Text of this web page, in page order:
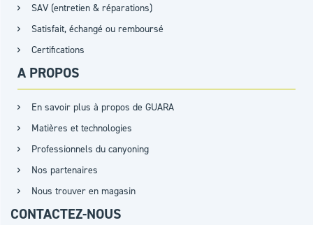
SAV (entretien & réparations)
Satisfait, échangé ou remboursé
Certifications
A PROPOS
En savoir plus à propos de GUARA
Matières et technologies
Professionnels du canyoning
Nos partenaires
Nous trouver en magasin
CONTACTEZ-NOUS